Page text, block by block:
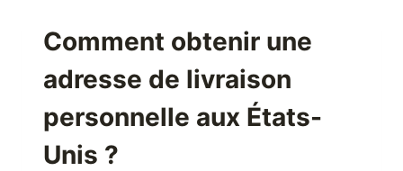
Comment obtenir une
adresse de livraison
personnelle aux États-
Unis ?